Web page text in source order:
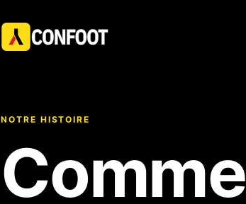
NOTRE HISTOIRE